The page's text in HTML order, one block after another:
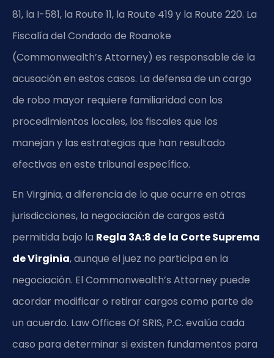
81, la I-581, la Route 11, la Route 419 y la Route 220. La
Fiscalía del Condado de Roanoke
(Commonwealth’s Attorney) es responsable de la
acusación en estos casos. La defensa de un cargo
de robo mayor requiere familiaridad con los
procedimientos locales, los fiscales que los
manejan y las estrategias que han resultado
efectivas en este tribunal específico.
En Virginia, a diferencia de lo que ocurre en otras
jurisdicciones, la negociación de cargos está
permitida bajo la Regla 3A:8 de la Corte Suprema
de Virginia, aunque el juez no participa en la
negociación. El Commonwealth’s Attorney puede
acordar modificar o retirar cargos como parte de
un acuerdo. Law Offices Of SRIS, P.C. evalúa cada
caso para determinar si existen fundamentos para